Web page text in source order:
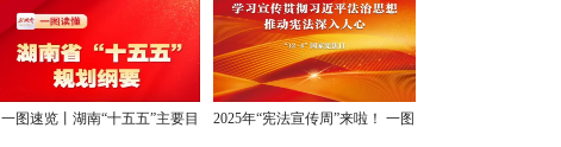
句，悟深意！
一图速览丨湖南“十五五”主要目
2025年“宪法宣传周”来啦！ 一图